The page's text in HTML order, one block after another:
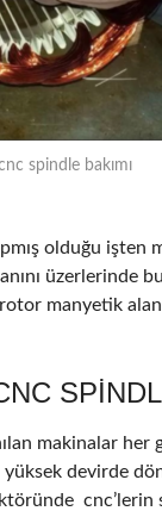
spindle bakımı
olduğu işten
üzerlerinde
manyetik
makinalar her
devirde